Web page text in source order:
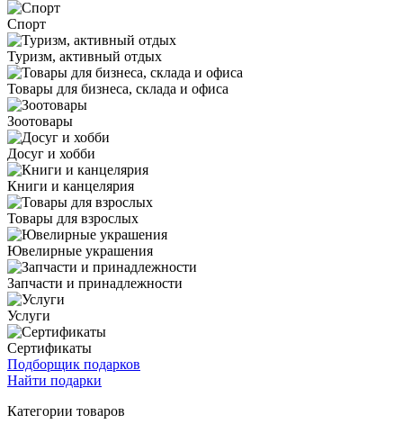
Спорт
Туризм, активный отдых
Товары для бизнеса, склада и офиса
Зоотовары
Досуг и хобби
Книги и канцелярия
Товары для взрослых
Ювелирные украшения
Запчасти и принадлежности
Услуги
Сертификаты
Подборщик подарков
Найти подарки
Категории товаров